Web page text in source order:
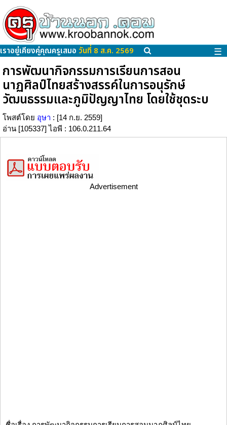
เราอยู่เคียงคู่คุณครูเสมอ วันที่ 8 ส.ค. 2569 ☰
การพัฒนากิจกรรมการเรียนการสอน
นาฏศิลป์ไทยสร้างสรรค์ในการอนุรักษ์
วัฒนธรรมและภูมิปัญญาไทย โดยใช้ชุดระบ
โพสต์โดย อุษา : [14 ก.ย. 2559]
อ่าน [105337] ไอพี : 106.0.211.64
Advertisement